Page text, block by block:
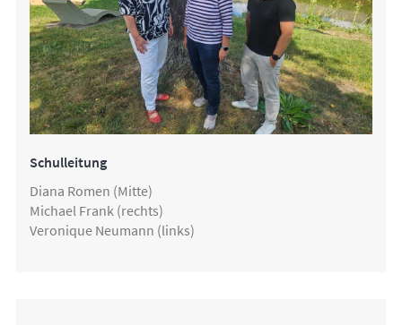
Schulleitung
Diana Romen (Mitte)
Michael Frank (rechts)
Veronique Neumann (links)